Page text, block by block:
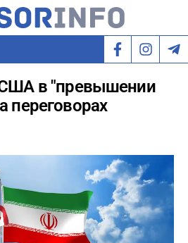
в "превышении
переговорах